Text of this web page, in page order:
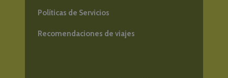
Políticas de Servicios
Recomendaciones de viajes